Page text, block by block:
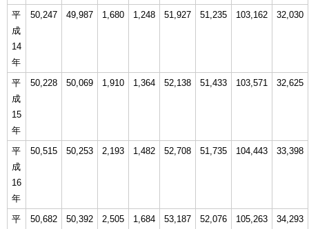
平
成
14
年
50,247 49,987 1,680 1,248 51,927 51,235 103,162 32,030
平
成
15
年
50,228 50,069 1,910 1,364 52,138 51,433 103,571 32,625
平
成
16
年
50,515 50,253 2,193 1,482 52,708 51,735 104,443 33,398
平
50,682 50,392 2,505 1,684 53,187 52,076 105,263 34,293